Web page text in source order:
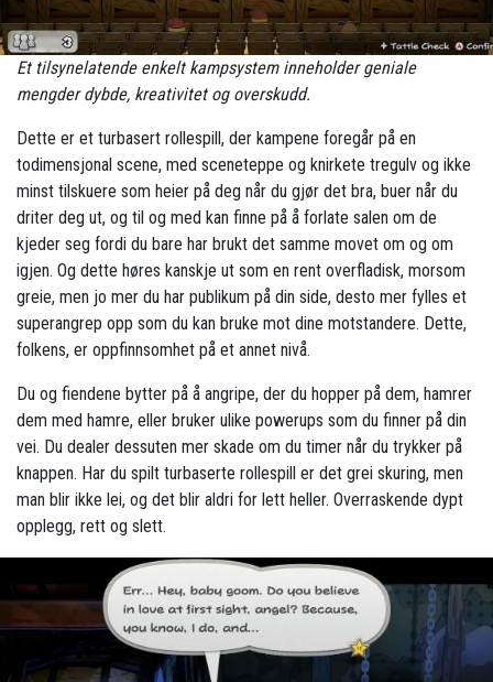
Et tilsynelatende enkelt kampsystem inneholder geniale
mengder dybde, kreativitet og overskudd.
Dette er et turbasert rollespill, der kampene foregår på en
todimensjonal scene, med sceneteppe og knirkete tregulv og ikke
minst tilskuere som heier på deg når du gjør det bra, buer når du
driter deg ut, og til og med kan finne på å forlate salen om de
kjeder seg fordi du bare har brukt det samme movet om og om
igjen. Og dette høres kanskje ut som en rent overfladisk, morsom
greie, men jo mer du har publikum på din side, desto mer fylles et
superangrep opp som du kan bruke mot dine motstandere. Dette,
folkens, er oppfinnsomhet på et annet nivå.
Du og fiendene bytter på å angripe, der du hopper på dem, hamrer
dem med hamre, eller bruker ulike powerups som du finner på din
vei. Du dealer dessuten mer skade om du timer når du trykker på
knappen. Har du spilt turbaserte rollespill er det grei skuring, men
man blir ikke lei, og det blir aldri for lett heller. Overraskende dypt
opplegg, rett og slett.